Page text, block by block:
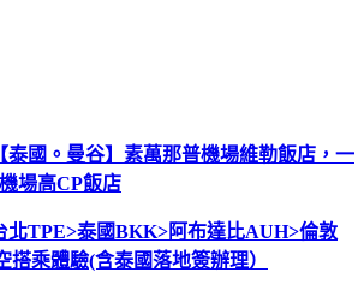
泰國。曼谷】素萬那普機場維勒飯店，一
場高CP飯店
北TPE>泰國BKK>阿布達比AUH>倫敦
乘體驗(含泰國落地簽辦理）